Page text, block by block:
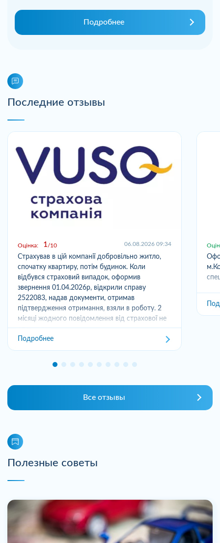
Подробнее
Последние отзывы
Оцінка: 1 10 06.08.2026 09:34
Страхував в цій компанії добровільно житло,
спочатку квартиру, потім будинок. Коли
відбувся страховий випадок, оформив
звернення 01.04.2026р, відкрили справу
2522083, надав документи, отримав
підтвердження отримання, взяли в роботу. 2
місяці жодного повідомлення від страхової не
отримував,...
Подробнее
Все отзывы
Полезные советы